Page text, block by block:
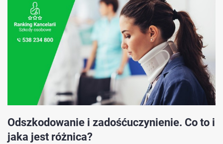
Odszkodowanie i zadośćuczynienie. Co to i
jaka jest różnica?